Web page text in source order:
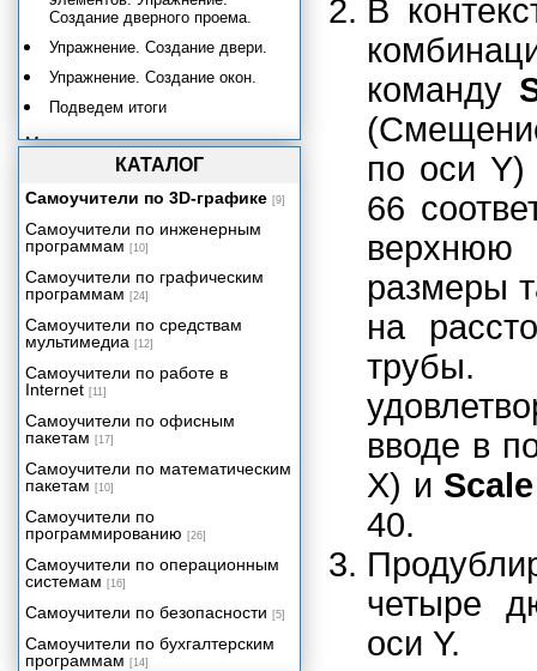
В
команду
по оси Y)
66
размеры
на
вводе в
X) и
40.
четыре
оси Y.
Создание дверного проема.
Упражнение. Создание двери.
Упражнение. Создание окон.
Подведем итоги
Моделирование на основе
Материалы
Анимация
Камеры и визуализация
Эффекты рисования
Системы частиц и динамика
Приложение А. Работа с Maya
Приложение Б. Работа с Maya
для пользователей LightWave.
Приложение В. Операционные
системы.
Приложение Г. Основные
клавиатурные комбинации в
Maya.
КАТАЛОГ
Самоучители по 3D-графике [9]
Самоучители по инженерным
программам [10]
Самоучители по графическим
программам [24]
Самоучители по средствам
мультимедиа [12]
Самоучители по работе в
Internet [11]
Самоучители по офисным
пакетам [17]
Самоучители по математическим
пакетам [10]
Самоучители по
программированию [26]
Самоучители по операционным
системам [16]
Самоучители по безопасности [5]
Самоучители по бухгалтерским
программам [14]